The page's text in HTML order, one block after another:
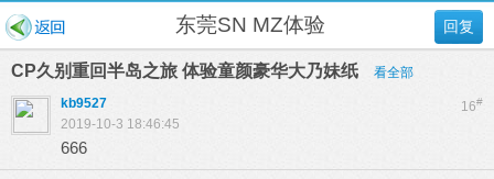
回复
东莞SN MZ体验
CP久别重回半岛之旅 体验童颜豪华大乃妹纸 看全部
16#
kb9527
2019-10-3 18:46:45
666